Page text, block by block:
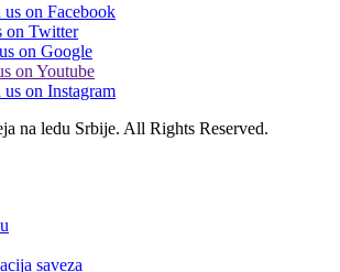
us on Facebook
on Twitter
on Google
on Youtube
us on Instagram
na ledu Srbije. All Rights Reserved.
saveza